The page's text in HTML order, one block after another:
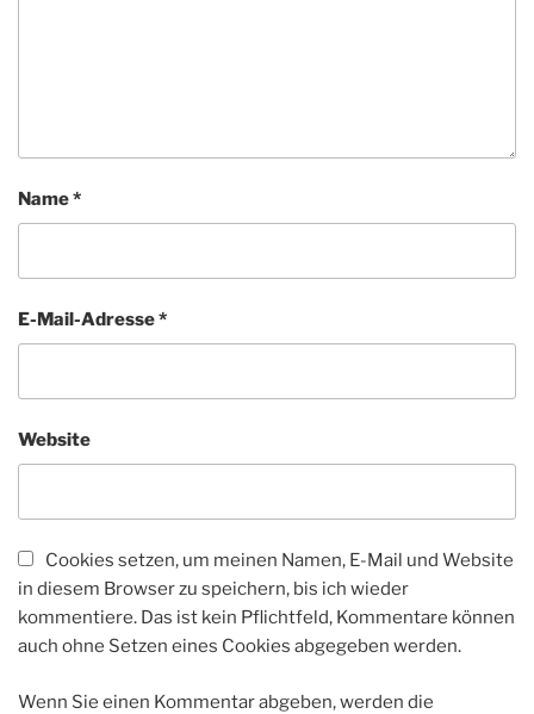
Name*
E-Mail-Adresse*
Website
Cookies setzen, um meinen Namen, E-Mail und Website
in diesem Browser zu speichern, bis ich wieder
kommentiere. Das ist kein Pflichtfeld, Kommentare können
auch ohne Setzen eines Cookies abgegeben werden.
Wenn Sie einen Kommentar abgeben, werden die